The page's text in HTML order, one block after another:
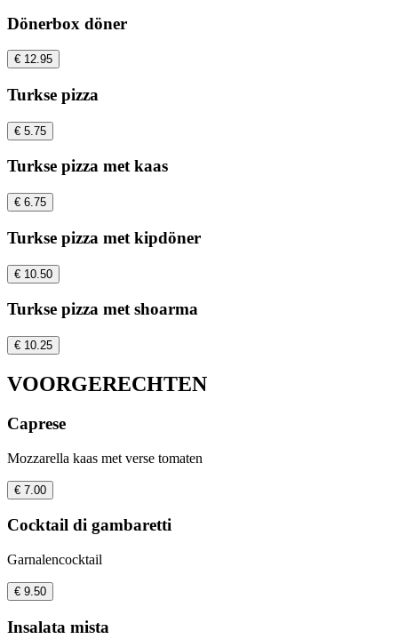
Dönerbox döner
€ 12.95
Turkse pizza
€ 5.75
Turkse pizza met kaas
€ 6.75
Turkse pizza met kipdöner
€ 10.50
Turkse pizza met shoarma
€ 10.25
VOORGERECHTEN
Caprese
Mozzarella kaas met verse tomaten
€ 7.00
Cocktail di gambaretti
Garnalencocktail
€ 9.50
Insalata mista